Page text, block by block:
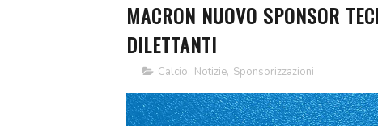
MACRON NUOVO SPONSOR
DILETTANTI
Calcio, Notizie, Sponsorizzazioni